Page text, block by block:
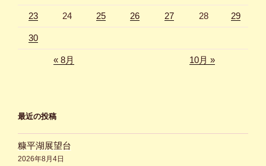
23 24 25 26 27 28 29
30
« 8月 10月 »
最近の投稿
糠平湖展望台
2026年8月4日